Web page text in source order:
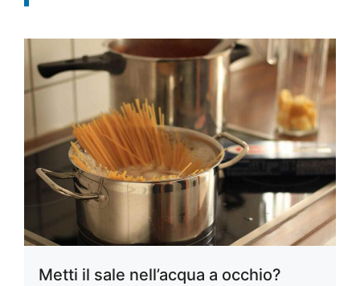
Metti il sale nell’acqua a occhio?